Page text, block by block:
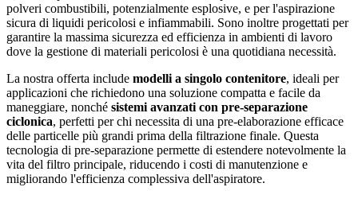
polveri combustibili, potenzialmente esplosive, e per l'aspirazione
sicura di liquidi pericolosi e infiammabili. Sono inoltre progettati per
garantire la massima sicurezza ed efficienza in ambienti di lavoro
dove la gestione di materiali pericolosi è una quotidiana necessità.
La nostra offerta include modelli a singolo contenitore, ideali per
applicazioni che richiedono una soluzione compatta e facile da
maneggiare, nonché sistemi avanzati con pre-separazione
ciclonica, perfetti per chi necessita di una pre-elaborazione efficace
delle particelle più grandi prima della filtrazione finale. Questa
tecnologia di pre-separazione permette di estendere notevolmente la
vita del filtro principale, riducendo i costi di manutenzione e
migliorando l'efficienza complessiva dell'aspiratore.